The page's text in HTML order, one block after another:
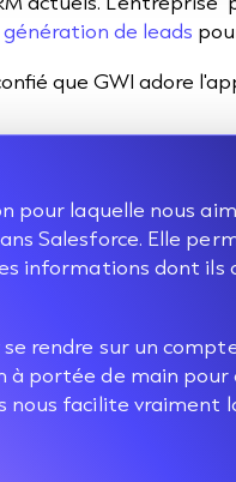
génération de leads
que GWI adore
pour laquelle nous
Salesforce. Elle
informations dont ils
se rendre sur un
à portée de main
nous facilite vraiment